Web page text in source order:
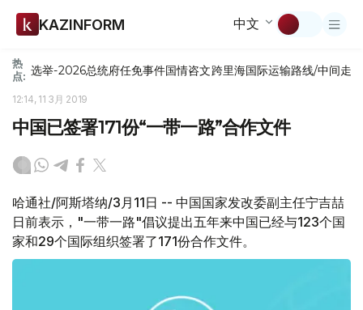
KAZINFORM 中文
热
点: 选举-2026总统府任免事件国情咨文跨里海国际运输路线/中间走廊
12:14, 11 3月 2019
中国已签署171份“一带一路”合作文件
哈通社/阿斯塔纳/3月11日 -- 中国国家发改委副主任宁吉喆
日前表示，"一带一路"倡议提出五年来中国已经与123个国
家和29个国际组织签署了171份合作文件。